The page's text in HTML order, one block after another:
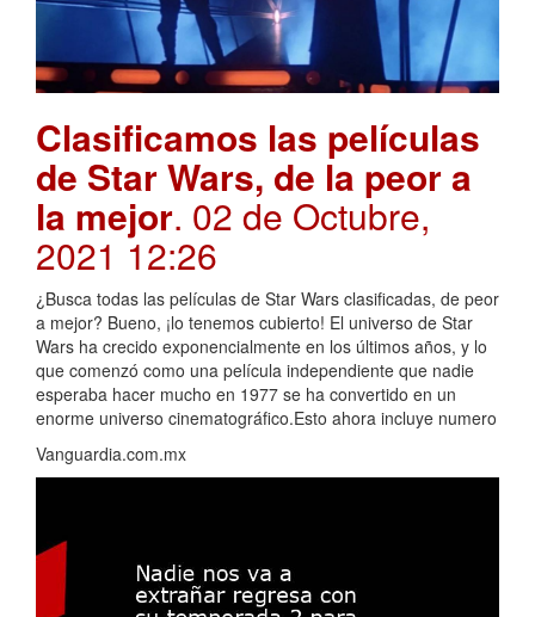
Clasificamos las películas
de Star Wars, de la peor a
la mejor. 02 de Octubre,
2021 12:26
¿Busca todas las películas de Star Wars clasificadas, de peor
a mejor? Bueno, ¡lo tenemos cubierto! El universo de Star
Wars ha crecido exponencialmente en los últimos años, y lo
que comenzó como una película independiente que nadie
esperaba hacer mucho en 1977 se ha convertido en un
enorme universo cinematográfico.Esto ahora incluye numero
Vanguardia.com.mx